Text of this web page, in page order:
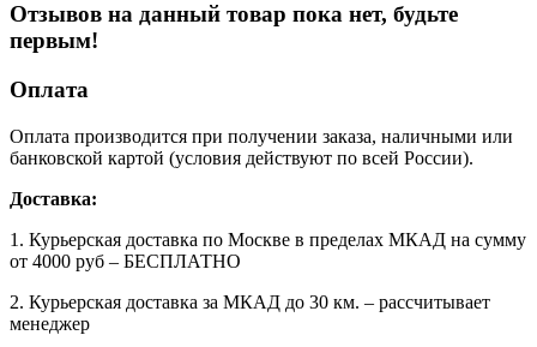
Отзывов на данный товар пока нет, будьте
первым!
Оплата
Оплата производится при получении заказа, наличными или
банковской картой (условия действуют по всей России).
Доставка:
1. Курьерская доставка по Москве в пределах МКАД на сумму
от 4000 руб – БЕСПЛАТНО
2. Курьерская доставка за МКАД до 30 км. – рассчитывает
менеджер